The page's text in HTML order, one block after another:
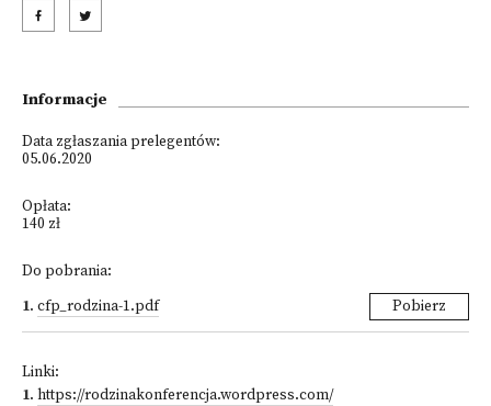
Informacje
Data zgłaszania prelegentów:
05.06.2020
Opłata:
140 zł
Do pobrania:
1. cfp_rodzina-1.pdf Pobierz
Linki:
1. https://rodzinakonferencja.wordpress.com/